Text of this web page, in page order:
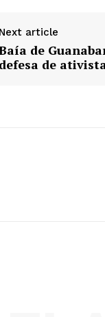
Next article
de
defesa de